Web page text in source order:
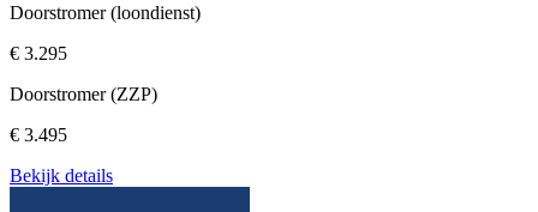
Doorstromer (loondienst)
€ 3.295
Doorstromer (ZZP)
€ 3.495
Bekijk details